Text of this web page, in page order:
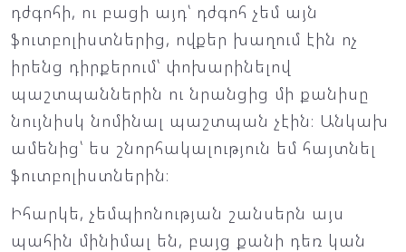
դժգոհի, ու բացի այդ՝ դժգոհ չեմ այն
ֆուտբոլիստներից, ովքեր խաղում էին ոչ
իրենց դիրքերում՝ փոխարինելով
պաշտպաններին ու նրանցից մի քանիսը
նույնիսկ նոմինալ պաշտպան չէին։ Անկախ
ամենից՝ ես շնորհակալություն եմ հայտնել
ֆուտբոլիստներին։
Իհարկե, չեմպիոնության շանսերն այս
պահին մինիմալ են, բայց քանի դեռ կան